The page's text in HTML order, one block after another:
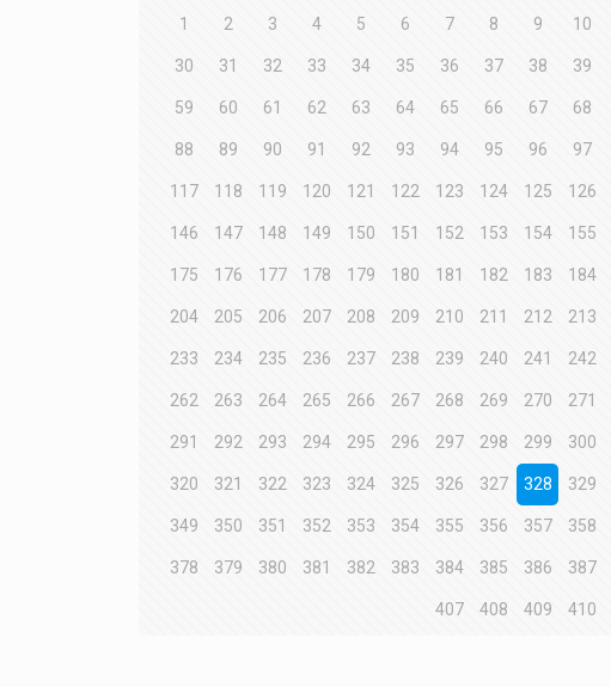
1 2 3 4 5 6 7 8 9 10
30 31 32 33 34 35 36 37 38 39
59 60 61 62 63 64 65 66 67 68
88 89 90 91 92 93 94 95 96 97
117 118 119 120 121 122 123 124 125 126
146 147 148 149 150 151 152 153 154 155
175 176 177 178 179 180 181 182 183 184
204 205 206 207 208 209 210 211 212 213
233 234 235 236 237 238 239 240 241 242
262 263 264 265 266 267 268 269 270 271
291 292 293 294 295 296 297 298 299 300
320 321 322 323 324 325 326 327 328 329
349 350 351 352 353 354 355 356 357 358
378 379 380 381 382 383 384 385 386 387
407 408 409 410